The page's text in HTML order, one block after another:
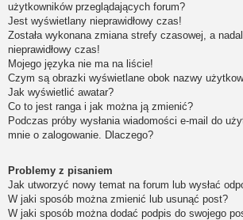
użytkowników przeglądających forum?
Jest wyświetlany nieprawidłowy czas!
Została wykonana zmiana strefy czasowej, a
nieprawidłowy czas!
Mojego języka nie ma na liście!
Czym są obrazki wyświetlane obok nazwy
Jak wyświetlić awatar?
Co to jest ranga i jak można ją zmienić?
Podczas próby wysłania wiadomości e-mail do
mnie o zalogowanie. Dlaczego?
Problemy z pisaniem
Jak utworzyć nowy temat na forum lub wysłać
W jaki sposób można zmienić lub usunąć post?
W jaki sposób można dodać podpis do swojego